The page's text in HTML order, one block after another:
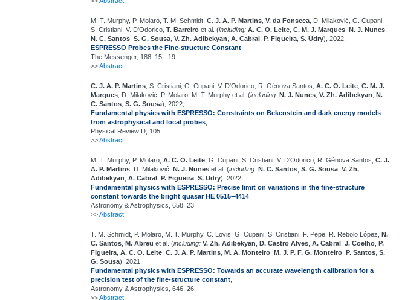
M. T. Murphy, P. Molaro, T. M. Schmidt, C. J. A. P. Martins V. da Fonseca , D. Milaković, G. Cupani,
S. Cristiani, V. D'Odorico, T. Barreiro et al. (including: A. C. O. Leite C. M. J. Marques N. J. Nunes
N. C. Santos S. G. Sousa V. Zh. Adibekyan A. Cabral P. Figueira S. Udry), 2022,
ESPRESSO Probes the Fine-structure Constant
The Messenger, 188, 15 - 19
>>Abstract
C. J. A. P. Martins , S. Cristiani, G. Cupani, V. D'Odorico, R. Génova Santos, A. C. O. Leite C. M. J.
Marques , D. Milaković, P. Molaro, M. T. Murphy et al. (including: N. J. Nunes V. Zh. Adibekyan N.
C. Santos S. G. Sousa), 2022,
Fundamental physics with ESPRESSO: Constraints on Bekenstein and dark energy models
from astrophysical and local probes
Physical Review D, 105
>>Abstract
M. T. Murphy, P. Molaro, A. C. O. Leite , G. Cupani, S. Cristiani, V. D'Odorico, R. Génova Santos, C. J.
A. P. Martins , D. Milaković, N. J. Nunes et al. (including: N. C. Santos S. G. Sousa V. Zh.
Adibekyan A. Cabral P. Figueira S. Udry), 2022,
Fundamental physics with ESPRESSO: Precise limit on variations in the fine-structure
constant towards the bright quasar HE 0515−4414
Astronomy & Astrophysics, 658, 23
>>Abstract
T. M. Schmidt, P. Molaro, M. T. Murphy, C. Lovis, G. Cupani, S. Cristiani, F. Pepe, R. Rebolo López, N.
C. Santos M. Abreu et al. (including: V. Zh. Adibekyan D. Castro Alves A. Cabral J. Coelho P.
Figueira A. C. O. Leite C. J. A. P. Martins M. A. Monteiro M. J. P. F. G. Monteiro P. Santos S.
G. Sousa), 2021,
Fundamental physics with ESPRESSO: Towards an accurate wavelength calibration for a
precision test of the fine-structure constant
Astronomy & Astrophysics, 646, 26
>>Abstract